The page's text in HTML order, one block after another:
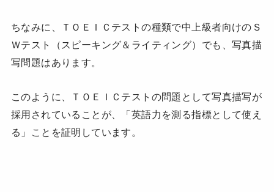
ちなみに、ＴＯＥＩＣテストの種類で中上級者向けのＳ
Ｗテスト（スピーキング＆ライティング）でも、写真描
写問題はあります。
このように、ＴＯＥＩＣテストの問題として写真描写が
採用されていることが、「英語力を測る指標として使え
る」ことを証明しています。